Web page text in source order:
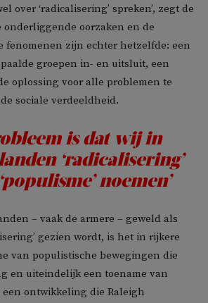
over ‘radicalisering’ spreken’, zegt de
onderliggende oorzaken en de
fenomenen zijn echter hetzelfde: een
groepen in- en uitsluit, een
oplossing voor alle problemen te
sociale verdeeldheid.
is dat wij in
‘radicalisering’
noemen’
– vaak de armere – geweld als
gezien wordt, is het in rijkere
van populistische bewegingen die
en uiteindelijk een toename van
ontwikkeling die Raleigh